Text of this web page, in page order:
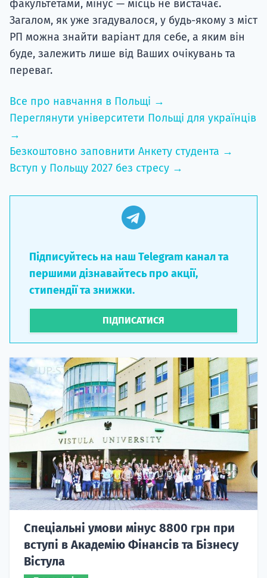
факультетами, мінус — місць не вистачає.
Загалом, як уже згадувалося, у будь-якому з міст
РП можна знайти варіант для себе, а яким він
буде, залежить лише від Ваших очікувань та
переваг.
Все про навчання в Польщі →
Переглянути університети Польщі для українців
→
Безкоштовно заповнити Анкету студента →
Вступ у Польщу 2027 без стресу →
Підписуйтесь на наш Telegram канал та
першими дізнавайтесь про акції,
стипендії та знижки.
ПІДПИСАТИСЯ
Спеціальні умови мінус 8800 грн при
вступі в Академію Фінансів та Бізнесу
Вістула